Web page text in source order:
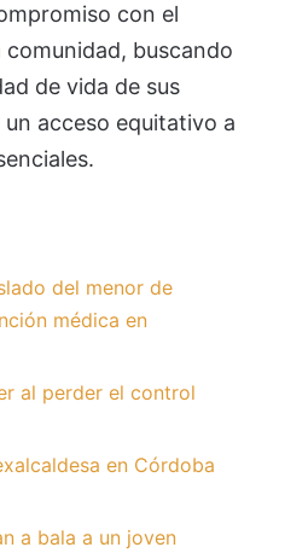
con el
buscando
de vida de sus
acceso equitativo a
del menor de
médica en
al perder el control
en Córdoba
a bala a un joven